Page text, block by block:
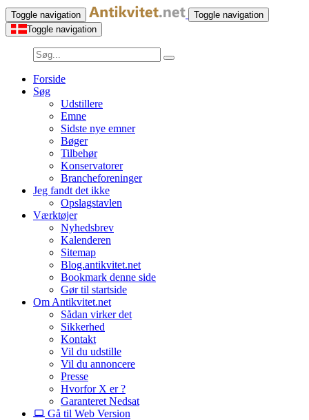
Toggle navigation
Toggle navigation
Toggle navigation
Forside
Søg
Udstillere
Emne
Sidste nye emner
Bøger
Tilbehør
Konservatorer
Brancheforeninger
Jeg fandt det ikke
Opslagstavlen
Værktøjer
Nyhedsbrev
Kalenderen
Sitemap
Blog.antikvitet.net
Bookmark denne side
Gør til startside
Om Antikvitet.net
Sådan virker det
Sikkerhed
Kontakt
Vil du udstille
Vil du annoncere
Presse
Hvorfor X er ?
Garanteret Nedsat
Gå til Web Version